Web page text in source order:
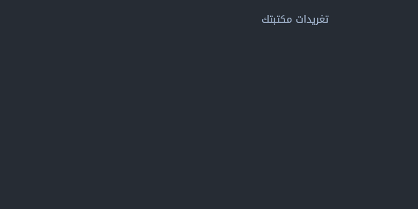
تغريدات مكتبتك